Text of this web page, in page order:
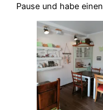
Pause und habe